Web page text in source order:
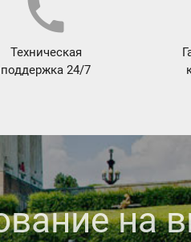
call
Техническая
поддержка 24/7
на